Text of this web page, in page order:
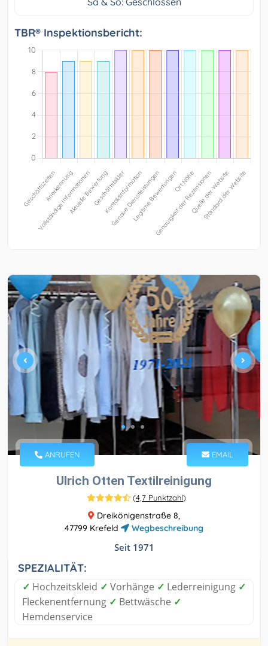
TBR® Inspektionsbericht:
ANRUFEN EMAIL
Ulrich Otten Textilreinigung
(4,7 Punktzahl)
Dreikönigenstraße 8,
47799 Krefeld
Wegbeschreibung
Seit 1971
SPEZIALITÄT:
✓ Hochzeitskleid ✓ Vorhänge ✓ Lederreinigung ✓
Fleckenentfernung ✓ Bettwäsche ✓
Hemdenservice